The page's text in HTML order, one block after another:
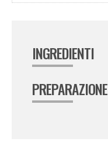
INGREDIENTI
PREPARAZIONE